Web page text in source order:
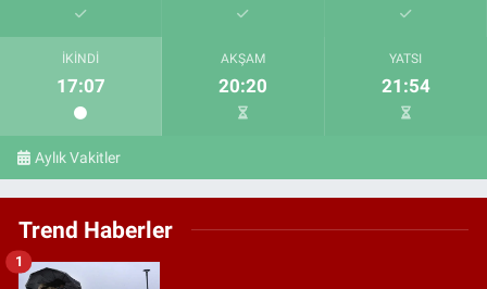
İKINDI
17:07
AKŞAM
20:20
YATSI
21:54
Aylık Vakitler
Trend Haberler
1